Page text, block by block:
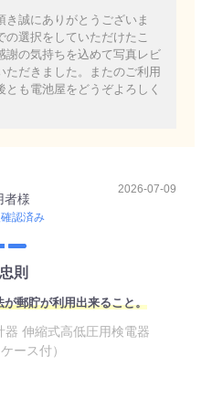
き誠にありがとうございま
選択をしていただけたこ
謝の気持ちを込めて写真レビ
ただきました。またのご利用
も電池屋をどうぞよろしく
者様
認済み
2026-07-09
則
郵貯が利用出来ること。
器 伸縮式高低圧用検電器
ース付）